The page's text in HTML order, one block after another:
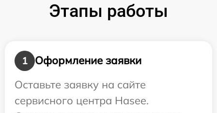
Этапы работы
1
Оформление заявки
Оставьте заявку на сайте
сервисного центра Hasee.